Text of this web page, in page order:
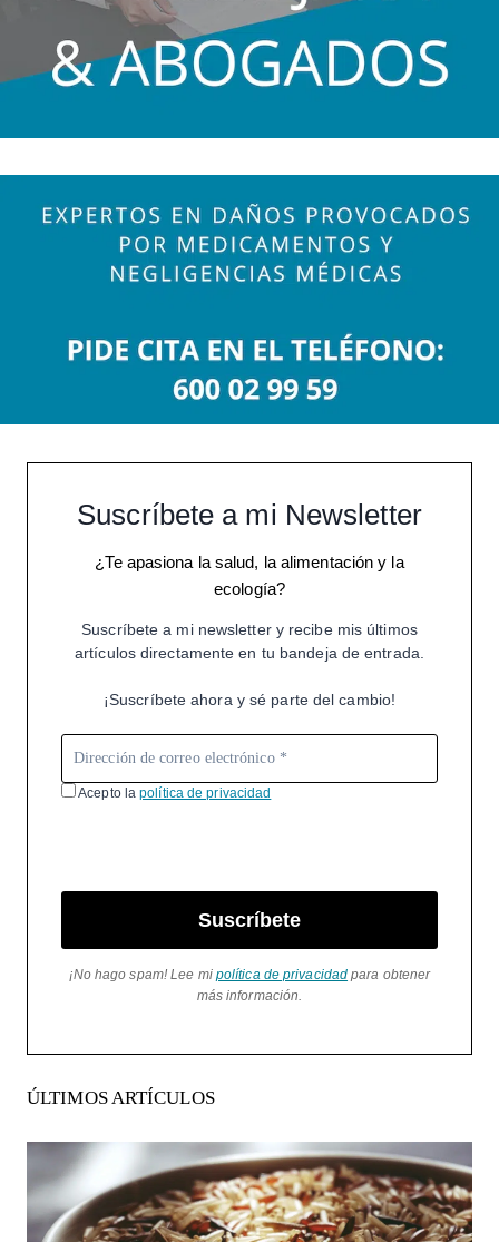
Suscríbete a mi Newsletter
¿Te apasiona la salud, la alimentación y la
ecología?
Suscríbete a mi newsletter y recibe mis últimos
artículos directamente en tu bandeja de entrada.
¡Suscríbete ahora y sé parte del cambio!
Acepto lapolítica de privacidad
Suscríbete
¡No hago spam! Lee mi política de privacidad para obtener
más información.
ÚLTIMOS ARTÍCULOS